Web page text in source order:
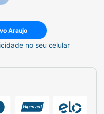
Araujo
no seu celular